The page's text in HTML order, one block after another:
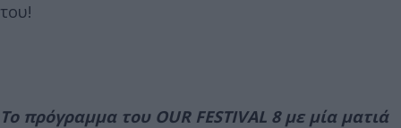
του!
Το πρόγραμμα του OUR FESTIVAL 8 με μία ματιά